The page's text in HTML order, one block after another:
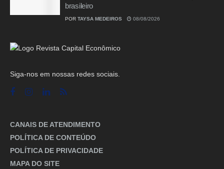
brasileiro
POR TAYSA MEDEIROS 08/08/2026
Siga-nos em nossas redes sociais.
CANAIS DE ATENDIMENTO
POLÍTICA DE CONTEÚDO
POLÍTICA DE PRIVACIDADE
MAPA DO SITE